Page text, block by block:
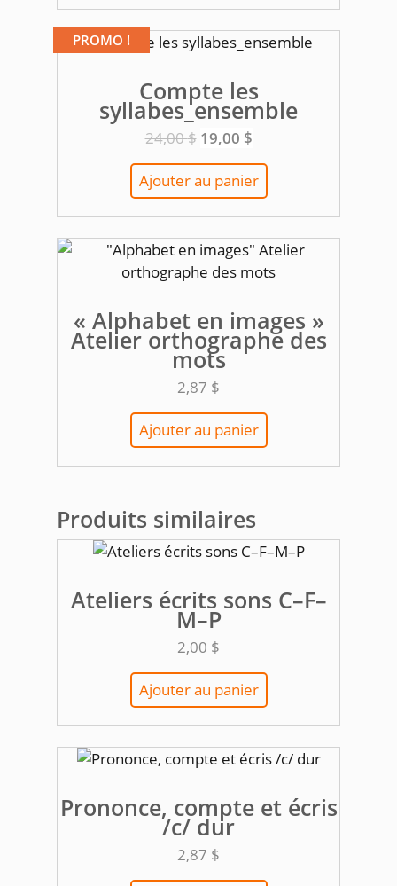
PROMO !
Compte les
syllabes_ensemble
24,00$ Le
prix
initial
était :
24,00 $.
19,00 $Le
actuel
est :
19,00 $.
Ajouter au panier
« Alphabet en images »
Atelier orthographe des
mots
2,87 $
Ajouter au panier
Produits similaires
Ateliers écrits sons C–F–
M–P
2,00 $
Ajouter au panier
Prononce, compte et écris
/c/ dur
2,87 $